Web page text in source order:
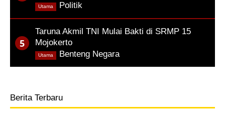
Politik
Utama
Taruna Akmil TNI Mulai Bakti di SRMP 15
Mojokerto
Benteng Negara,
Utama
Berita Terbaru